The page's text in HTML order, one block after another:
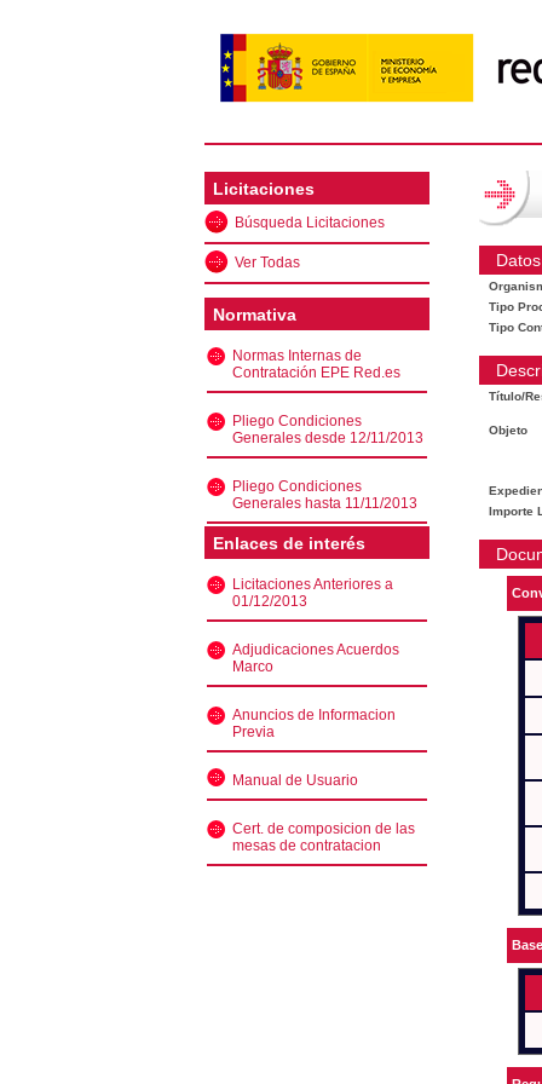
Licitaciones
Búsqueda Licitaciones
Ver Todas
Normativa
Normas Internas de
Contratación EPE Red.es
Pliego Condiciones
Generales desde 12/11/2013
Pliego Condiciones
Generales hasta 11/11/2013
Enlaces de interés
Licitaciones Anteriores a
01/12/2013
Adjudicaciones Acuerdos
Marco
Anuncios de Informacion
Previa
Manual de Usuario
Cert. de composicion de las
mesas de contratacion
Tipo
Tipo
Título/
Objeto
Importe